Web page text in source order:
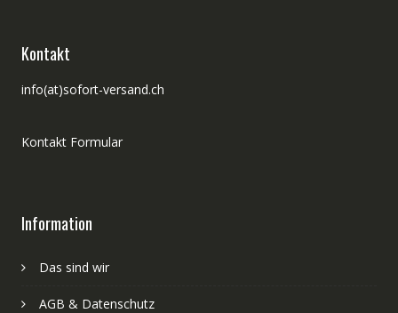
Kontakt
info(at)sofort-versand.ch
Kontakt Formular
Information
Das sind wir
AGB & Datenschutz